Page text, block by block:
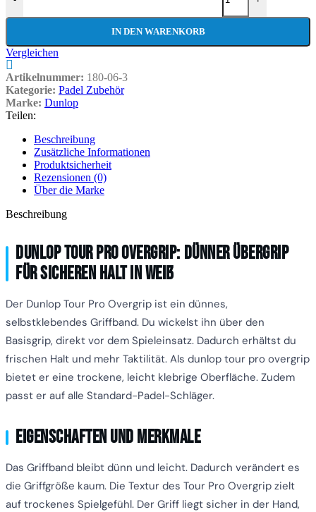
IN DEN WARENKORB
Vergleichen
Artikelnummer: 180-06-3
Kategorie: Padel Zubehör
Marke: Dunlop
Teilen:
Beschreibung
Zusätzliche Informationen
Produktsicherheit
Rezensionen (0)
Über die Marke
Beschreibung
Dunlop Tour Pro Overgrip: Dünner Übergrip
für sicheren Halt in Weiß
Der Dunlop Tour Pro Overgrip ist ein dünnes,
selbstklebendes Griffband. Du wickelst ihn über den
Basisgrip, direkt vor dem Spieleinsatz. Dadurch erhältst du
frischen Halt und mehr Taktilität. Als dunlop tour pro overgrip
bietet er eine trockene, leicht klebrige Oberfläche. Zudem
passt er auf alle Standard-Padel-Schläger.
Eigenschaften und Merkmale
Das Griffband bleibt dünn und leicht. Dadurch verändert es
die Griffgröße kaum. Die Textur des Tour Pro Overgrip zielt
auf trockenes Spielgefühl. Der Griff liegt sicher in der Hand,